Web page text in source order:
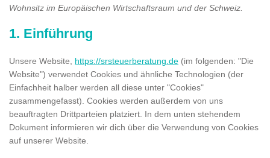
Wohnsitz im Europäischen Wirtschaftsraum und der Schweiz.
1. Einführung
Unsere Website, https://srsteuerberatung.de (im folgenden: "Die
Website") verwendet Cookies und ähnliche Technologien (der
Einfachheit halber werden all diese unter "Cookies"
zusammengefasst). Cookies werden außerdem von uns
beauftragten Drittparteien platziert. In dem unten stehendem
Dokument informieren wir dich über die Verwendung von Cookies
auf unserer Website.